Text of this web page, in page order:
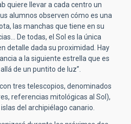
quiere llevar a cada centro un
alumnos observen cómo es una
las manchas que tiene en su
De todas, el Sol es la única
detalle dada su proximidad. Hay
a la siguiente estrella que es
de un puntito de luz”.
tres telescopios, denominados
referencias mitológicas al Sol),
del archipiélago canario.